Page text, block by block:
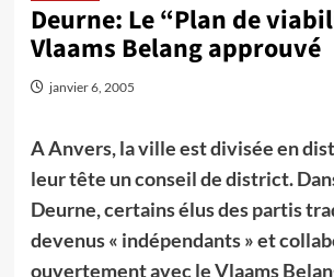
Deurne: Le “Plan de
Vlaams Belang approuvé
janvier 6, 2005
A Anvers, la ville est divisée en
leur tête un conseil de district.
Deurne, certains élus des partis
devenus « indépendants » et
ouvertement avec le Vlaams